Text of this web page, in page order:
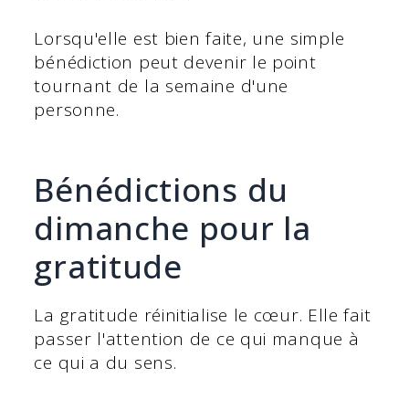
Lorsqu'elle est bien faite, une simple
bénédiction peut devenir le point
tournant de la semaine d'une
personne.
Bénédictions du
dimanche pour la
gratitude
La gratitude réinitialise le cœur. Elle fait
passer l'attention de ce qui manque à
ce qui a du sens.